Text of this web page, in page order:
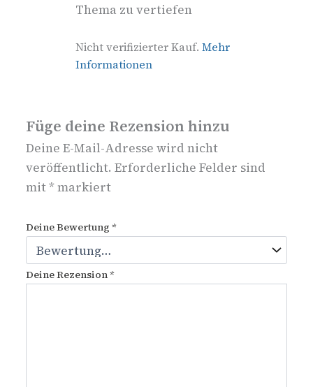
Thema zu vertiefen
Nicht verifizierter Kauf. Mehr
Informationen
Füge deine Rezension hinzu
Deine E-Mail-Adresse wird nicht
veröffentlicht. Erforderliche Felder sind
mit*markiert
Deine Bewertung *
Deine Rezension*